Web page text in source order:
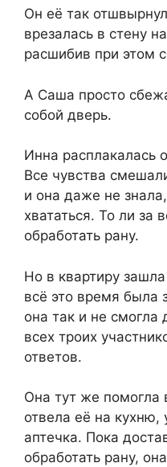
Он её так
врезалась в стену
расшибив при этом
А Саша просто
собой дверь.
Инна расплакалась
Все чувства
и она даже не
хвататься. То ли за
обработать рану.
Но в квартиру
всё это время была
она так и не смогла
всех троих
ответов.
Она тут же помогла
отвела её на кухню,
аптечка. Пока
обработать рану,